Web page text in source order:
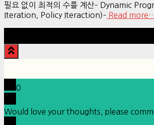
필요 없이 최적의 수를 계산– Dynamic
Iteration, Policy Iteraction)– Read
0
Would love your thoughts, please